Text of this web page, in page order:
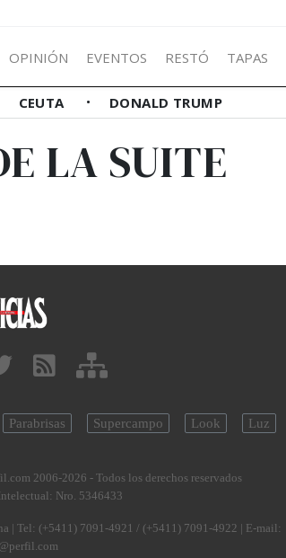
OPINIÓN EVENTOS RESTÓ TAPAS
CEUTA DONALD TRUMP
LA SUITE
Parabrisas Supercampo Look Luz
2006-2026 - Todos los derechos reservados
Nro. 5346433
| Tel: (+5411) 7091-4921 / (+5411) 7091-4922 | E-mail: